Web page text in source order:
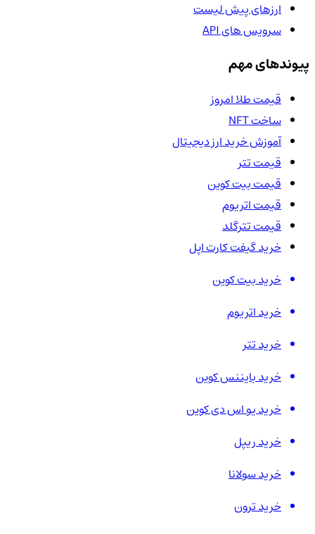
ارزهای پیش لیست
سرویس های API
پیوندهای مهم
قیمت طلا امروز
ساخت NFT
آموزش خرید ارز دیجیتال
قیمت تتر
قیمت بیت کوین
قیمت اتریوم
قیمت تترگلد
خرید گیفت کارت اپل
خرید بیت کوین
خرید اتریوم
خرید تتر
خرید بایننس کوین
خرید یو اس دی کوین
خرید ریپل
خرید سولانا
خرید ترون